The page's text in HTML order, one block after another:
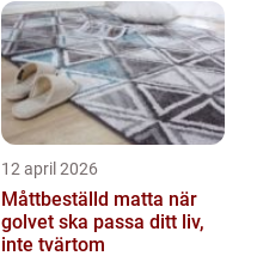
12 april 2026
Måttbeställd matta när
golvet ska passa ditt liv,
inte tvärtom